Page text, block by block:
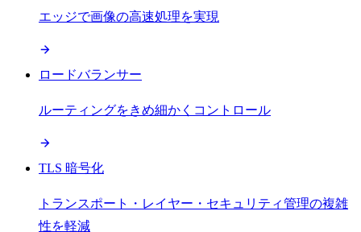
エッジで画像の高速処理を実現
ロードバランサー
ルーティングをきめ細かくコントロール
TLS 暗号化
トランスポート・レイヤー・セキュリティ管理の複雑
性を軽減